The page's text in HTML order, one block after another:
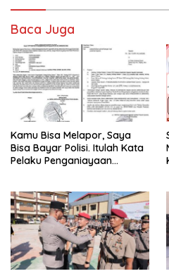
Baca Juga
Kamu Bisa Melapor, Saya
Bisa Bayar Polisi. Itulah Kata
Pelaku Penganiayaan
Ini Belum Di Tangkap